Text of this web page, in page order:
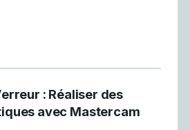
gothique optimisée par
: Réaliser des
avec Mastercam